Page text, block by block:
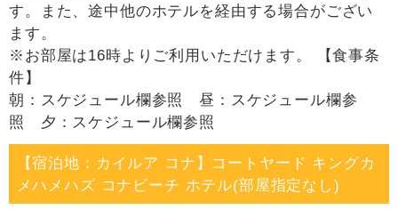
す。また、途中他のホテルを経由する場合がござい
ます。
※お部屋は16時よりご利用いただけます。 【食事条
件】
朝：スケジュール欄参照 昼：スケジュール欄参
照 夕：スケジュール欄参照
【宿泊地：カイルア コナ】コートヤード キングカ
メハメハズ コナビーチ ホテル(部屋指定なし)